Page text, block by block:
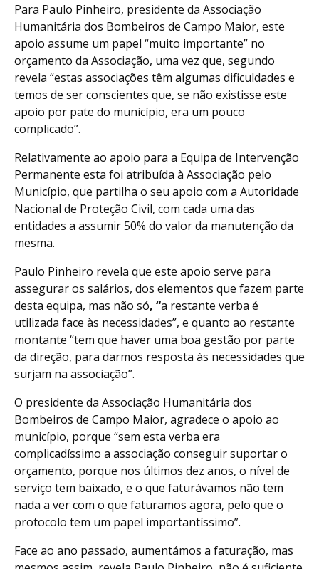
Para Paulo Pinheiro, presidente da Associação
Humanitária dos Bombeiros de Campo Maior, este
apoio assume um papel “muito importante” no
orçamento da Associação, uma vez que, segundo
revela “estas associações têm algumas dificuldades e
temos de ser conscientes que, se não existisse este
apoio por pate do município, era um pouco
complicado”.
Relativamente ao apoio para a Equipa de Intervenção
Permanente esta foi atribuída à Associação pelo
Município, que partilha o seu apoio com a Autoridade
Nacional de Proteção Civil, com cada uma das
entidades a assumir 50% do valor da manutenção da
mesma.
Paulo Pinheiro revela que este apoio serve para
assegurar os salários, dos elementos que fazem parte
desta equipa, mas não só, “a restante verba é
utilizada face às necessidades”, e quanto ao restante
montante “tem que haver uma boa gestão por parte
da direção, para darmos resposta às necessidades que
surjam na associação”.
O presidente da Associação Humanitária dos
Bombeiros de Campo Maior, agradece o apoio ao
município, porque “sem esta verba era
complicadíssimo a associação conseguir suportar o
orçamento, porque nos últimos dez anos, o nível de
serviço tem baixado, e o que faturávamos não tem
nada a ver com o que faturamos agora, pelo que o
protocolo tem um papel importantíssimo”.
Face ao ano passado, aumentámos a faturação, mas